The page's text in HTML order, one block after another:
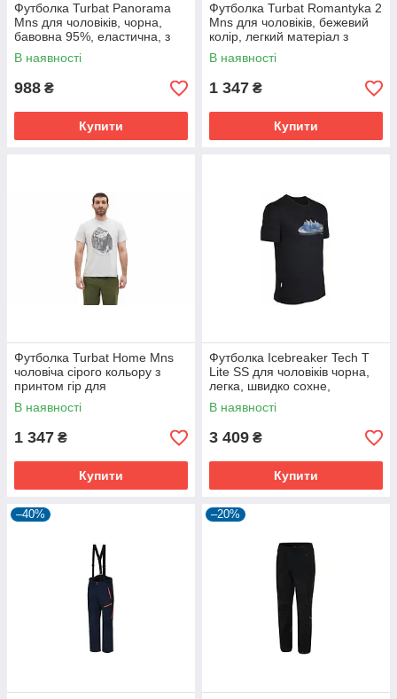
Футболка Turbat Panorama
Mns для чоловіків, чорна,
бавовна 95%, еластична, з
принтом Карпат.
В наявності
988 ₴
Купити
Футболка Turbat Romantyka 2
Mns для чоловіків, бежевий
колір, легкий матеріал з
романтичним принтом про
гори.
В наявності
1 347 ₴
Купити
Футболка Turbat Home Mns
чоловіча сірого кольору з
принтом гір для
повсякденного носіння.
В наявності
1 347 ₴
Купити
Футболка Icebreaker Tech T
Lite SS для чоловіків чорна,
легка, швидко сохне,
комфортна.
В наявності
3 409 ₴
Купити
–40% –20%